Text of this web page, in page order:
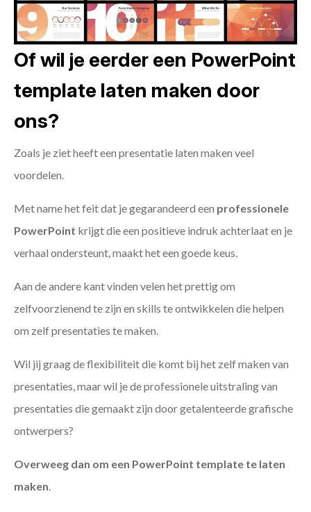
Of wil je eerder een PowerPoint
template laten maken door
ons?
Zoals je ziet heeft een presentatie laten maken veel
voordelen.
Met name het feit dat je gegarandeerd een professionele
PowerPoint krijgt die een positieve indruk achterlaat en je
verhaal ondersteunt, maakt het een goede keus.
Aan de andere kant vinden velen het prettig om
zelfvoorzienend te zijn en skills te ontwikkelen die helpen
om zelf presentaties te maken.
Wil jij graag de flexibiliteit die komt bij het zelf maken van
presentaties, maar wil je de professionele uitstraling van
presentaties die gemaakt zijn door getalenteerde grafische
ontwerpers?
Overweeg dan om een PowerPoint template te laten
maken.